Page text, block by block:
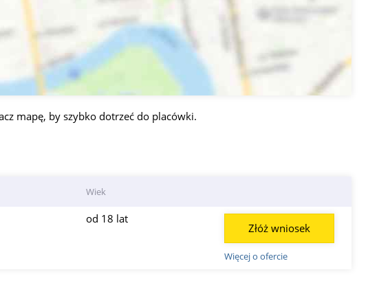
mapę, by szybko dotrzeć do placówki.
Wiek
od 18 lat
Więcej o ofercie
Złóż wniosek